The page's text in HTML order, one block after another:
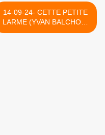
14-09-24- CETTE PETITE
LARME (YVAN BALCHOY)
>